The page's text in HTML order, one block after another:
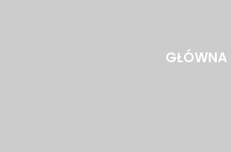
GŁÓWNA